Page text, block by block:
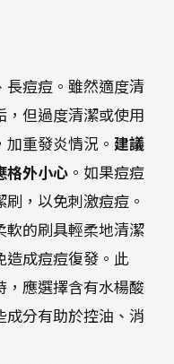
長痘痘。雖然適度清
但過度清潔或使用
重發炎情況。 建議
格外小心 。如果痘痘
，以免刺激痘痘。
軟的刷具輕柔地清潔
造成痘痘復發。此
，應選擇含有水楊酸
成分有助於控油、消